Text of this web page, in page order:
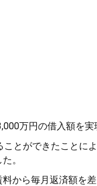
万円の借入額を実
とができたことに
。
から毎月返済額を